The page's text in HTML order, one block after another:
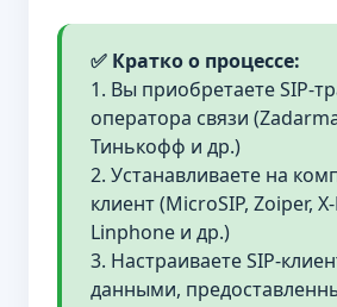
✅ Кратко о процессе:
1. Вы приобретаете SIP-
оператора связи
Тинькофф и др.)
2. Устанавливаете на
клиент (MicroSIP, Zoiper,
Linphone и др.)
3. Настраиваете SIP-
данными,